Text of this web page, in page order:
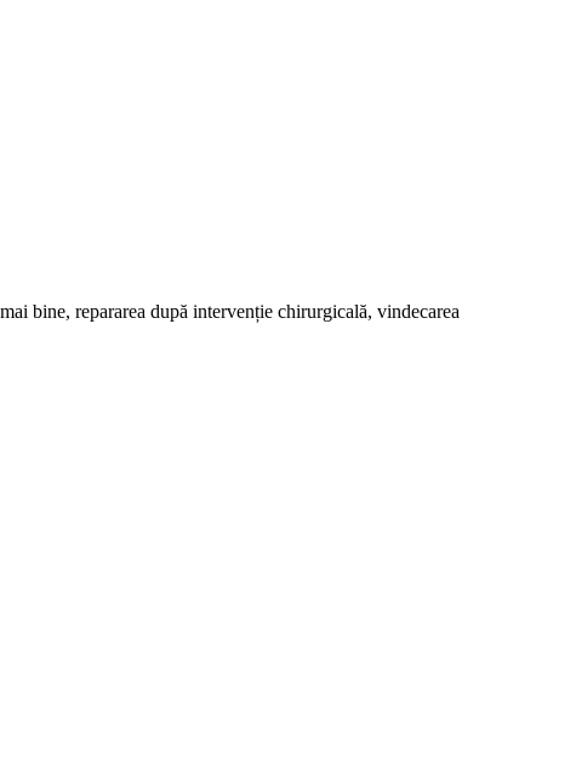
bine, repararea după intervenție chirurgicală, vindecarea